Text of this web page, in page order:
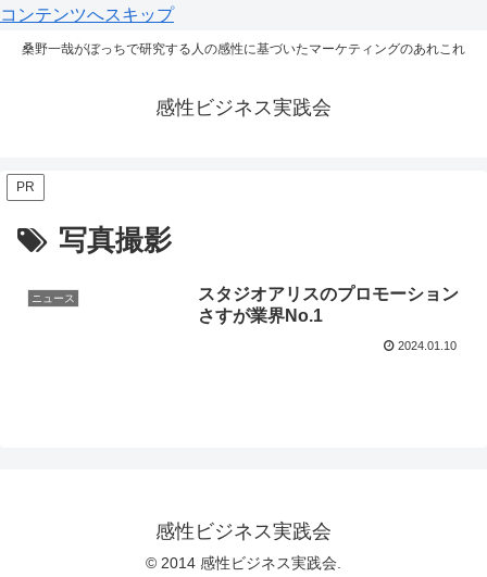
コンテンツへスキップ
桑野一哉がぼっちで研究する人の感性に基づいたマーケティングのあれこれ
感性ビジネス実践会
PR
写真撮影
ニュース
スタジオアリスのプロモーション
さすが業界No.1
2024.01.10
感性ビジネス実践会
© 2014 感性ビジネス実践会.